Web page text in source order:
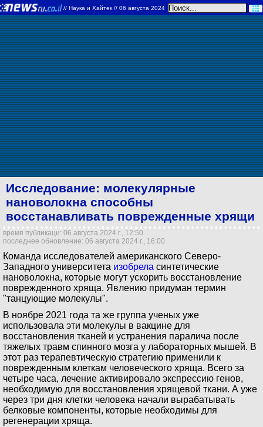
// Наука и Хайтек // 06 августа 2024
Исследование: молекулярные
нановолокна способны
восстанавливать поврежденные хрящи
время публикаци: 06 августа 2024 г., 12:50
последнее обновление: 06 августа 2024 г., 16:00
Команда исследователей американского Северо-
Западного университета изобрела синтетические
нановолокна, которые могут ускорить восстановление
поврежденного хряща. Явлению придуман термин
"танцующие молекулы".
В ноябре 2021 года та же группа ученых уже
использовала эти молекулы в вакцине для
восстановления тканей и устранения паралича после
тяжелых травм спинного мозга у лабораторных мышей. В
этот раз терапевтическую стратегию применили к
поврежденным клеткам человеческого хряща. Всего за
четыре часа, лечение активировало экспрессию генов,
необходимую для восстановления хрящевой ткани. А уже
через три дня клетки человека начали вырабатывать
белковые компоненты, которые необходимы для
регенерации хряща.